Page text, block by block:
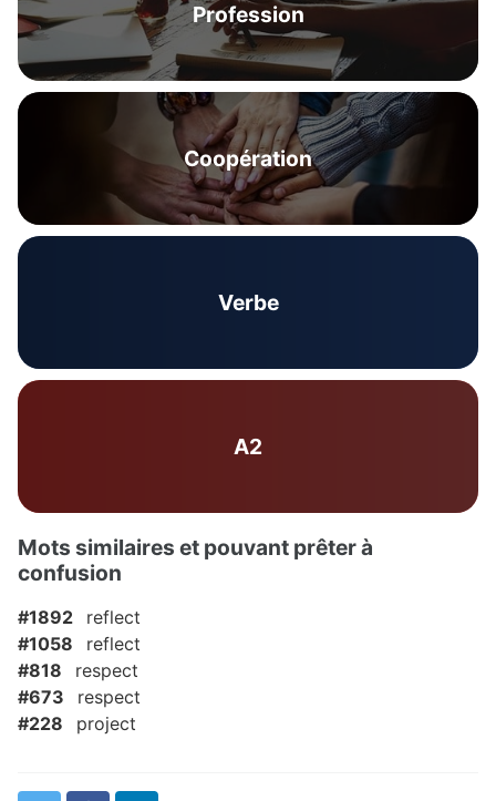
Profession
Coopération
Verbe
A2
Mots similaires et pouvant prêter à
confusion
#1892
reflect
#1058
reflect
#818
respect
#673
respect
#228
project